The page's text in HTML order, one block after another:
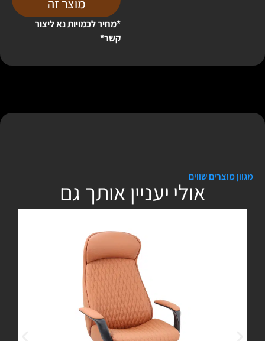
מוצר זה
*מחיר לכמויות נא ליצור
קשר*
מגוון מוצרים שווים
אולי יעניין אותך גם